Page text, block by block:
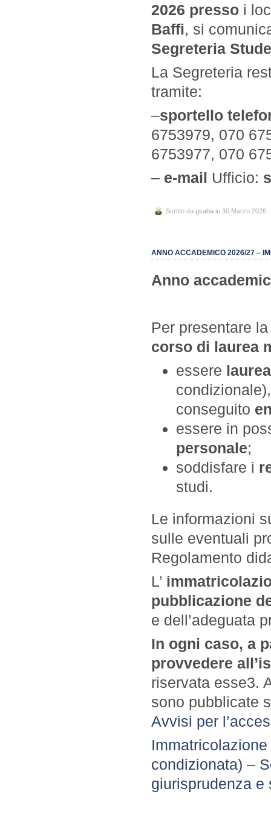
2026 presso i
Baffi, si
Segreteria
La Segreteria
tramite:
–sportello
6753979, 070
6753977, 070
– e-mail Ufficio:
Scritto da gsaba in 30 Marzo 2026
ANNO ACCADEMICO 2026/27 –
Anno
Per presentare
corso di laurea
essere
conseguito
essere in
personale;
soddisfare i
studi.
Le informazioni
sulle eventuali
Regolamento
L’
pubblicazione
e dell’adeguata
In ogni caso, a
provvedere
riservata esse3.
sono pubblicate
Avvisi per
condizionata) –
giurisprudenza e